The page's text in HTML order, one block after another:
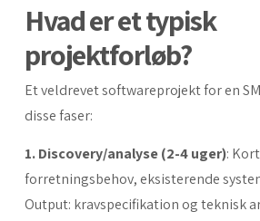
Hvad er et typisk
projektforløb?
Et veldrevet softwareprojekt for en
disse faser:
1. Discovery/analyse (2-4 uger):
forretningsbehov, eksisterende
Output: kravspecifikation og teknisk